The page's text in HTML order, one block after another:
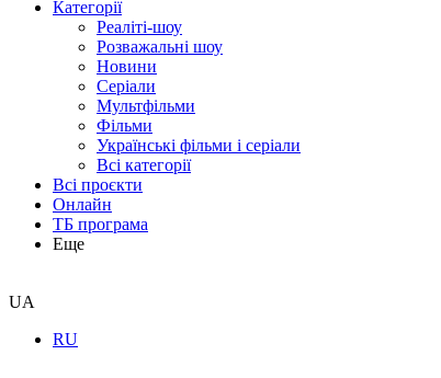
Категорії
Реаліті-шоу
Розважальні шоу
Новини
Серіали
Мультфільми
Фільми
Українські фільми і серіали
Всі категорії
Всі проєкти
Онлайн
ТБ програма
Еще
UA
RU